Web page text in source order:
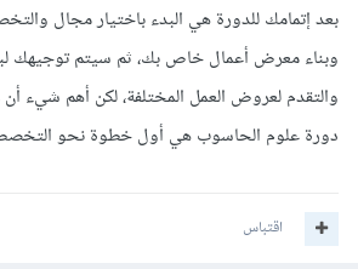
بعد إتمامك للدورة هي البدء باختيار مجال
وبناء معرض أعمال خاص بك، ثم سيتم توجيهك
والتقدم لعروض العمل المختلفة، لكن أهم شيء أن
دورة علوم الحاسوب هي أول خطوة نحو
اقتباس